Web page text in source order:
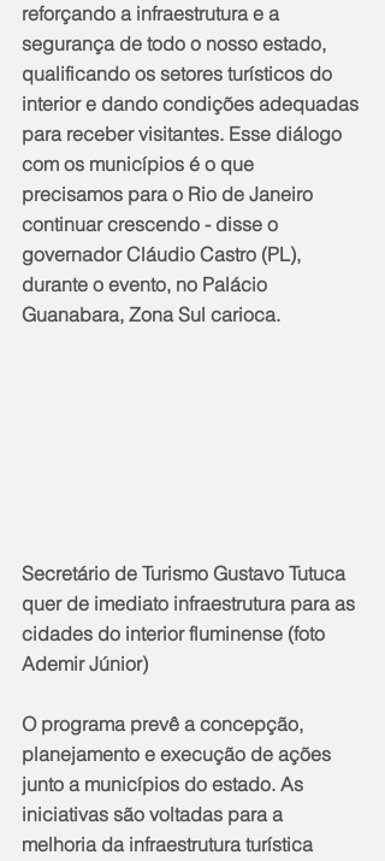
reforçando a infraestrutura e a
segurança de todo o nosso estado,
qualificando os setores turísticos do
interior e dando condições adequadas
para receber visitantes. Esse diálogo
com os municípios é o que
precisamos para o Rio de Janeiro
continuar crescendo - disse o
governador Cláudio Castro (PL),
durante o evento, no Palácio
Guanabara, Zona Sul carioca.
Secretário de Turismo Gustavo Tutuca
quer de imediato infraestrutura para as
cidades do interior fluminense (foto
Ademir Júnior)
O programa prevê a concepção,
planejamento e execução de ações
junto a municípios do estado. As
iniciativas são voltadas para a
melhoria da infraestrutura turística